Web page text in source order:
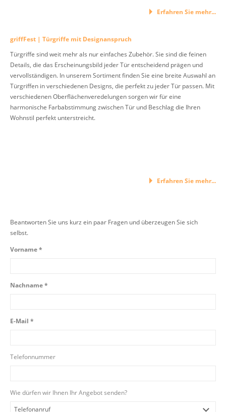
Erfahren Sie mehr...
griffFest | Türgriffe mit Designanspruch
Türgriffe sind weit mehr als nur einfaches Zubehör. Sie sind die feinen
Details, die das Erscheinungsbild jeder Tür entscheidend prägen und
vervollständigen. In unserem Sortiment finden Sie eine breite Auswahl an
Türgriffen in verschiedenen Designs, die perfekt zu jeder Tür passen. Mit
verschiedenen Oberflächenveredelungen sorgen wir für eine
harmonische Farbabstimmung zwischen Tür und Beschlag die Ihren
Wohnstil perfekt unterstreicht.
Erfahren Sie mehr...
Beantworten Sie uns kurz ein paar Fragen und überzeugen Sie sich
selbst.
Vorname *
Nachname *
E-Mail *
Telefonnummer
Wie dürfen wir Ihnen Ihr Angebot senden?